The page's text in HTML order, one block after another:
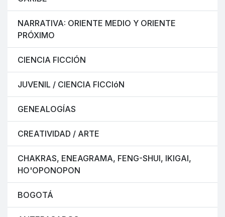
NARRATIVA: ORIENTE MEDIO Y ORIENTE
PRÓXIMO
CIENCIA FICCIÓN
JUVENIL / CIENCIA FICCIóN
GENEALOGÍAS
CREATIVIDAD / ARTE
CHAKRAS, ENEAGRAMA, FENG-SHUI, IKIGAI,
HO'OPONOPON
BOGOTÁ